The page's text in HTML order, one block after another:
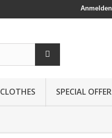
Anmelden
CLOTHES SPECIAL OFFER